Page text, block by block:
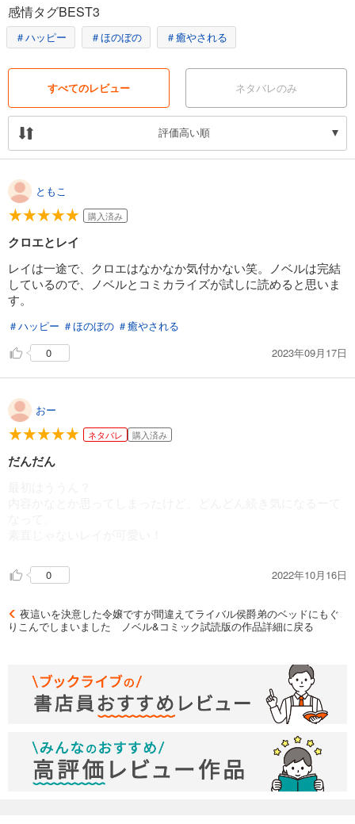
感情タグBEST3
＃ハッピー ＃ほのぼの ＃癒やされる
すべてのレビュー ネタバレのみ
評価高い順
ともこ
購入済み
クロエとレイ
レイは一途で、クロエはなかなか気付かない笑。ノベルは完結
しているので、ノベルとコミカライズが試しに読めると思いま
す。
＃ハッピー ＃ほのぼの ＃癒やされる
0
2023年09月17日
おー
ネタバレ 購入済み
だんだん
0 2022年10月16日
夜這いを決意した令嬢ですが間違えてライバル侯爵弟のベッドにもぐ
りこんでしまいました ノベル&コミック試読版の作品詳細に戻る